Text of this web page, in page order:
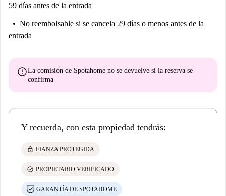
59 días antes de la entrada
No reembolsable si se cancela 29 días o menos antes de la
entrada
errorLa comisión de Spotahome no se devuelve si la reserva se
confirma
Y recuerda, con esta propiedad tendrás:
lock FIANZA PROTEGIDA
check_circle PROPIETARIO VERIFICADO
GARANTÍA DE SPOTAHOME